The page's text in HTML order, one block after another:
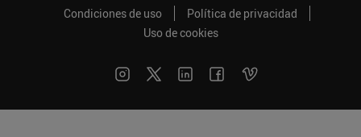
Condiciones de uso
Política de privacidad
Uso de cookies